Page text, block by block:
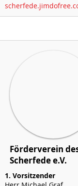
Förderverein
Scherfede e.V.
1. Vorsitzender